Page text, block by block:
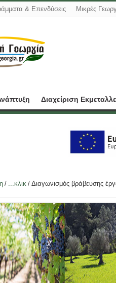
& Επενδύσεις Μικρές
Διαχείριση
/ ...κλικ / Διαγωνισμός βράβευσης